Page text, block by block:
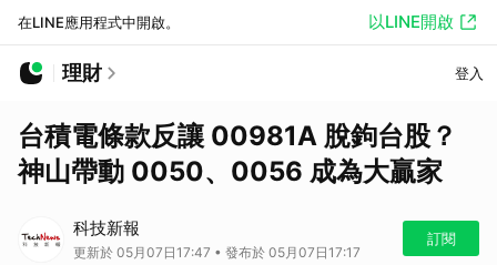
在LINE應用程式中開啟。 以LINE開啟
理財 登入
台積電條款反讓 00981A 脫鉤台股？
神山帶動 0050、0056 成為大贏家
科技新報
更新於 05月07日17:47 • 發布於 05月07日17:17
訂閱